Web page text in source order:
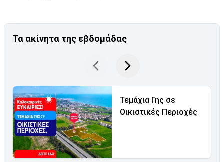
Τα ακίνητα της εβδομάδας
Τεμάχια Γης σε
Οικιστικές Περιοχές